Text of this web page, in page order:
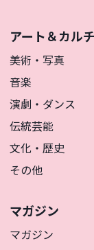
アート＆カル
美術・写真
音楽
演劇・ダンス
伝統芸能
文化・歴史
その他
マガジン
マガジン